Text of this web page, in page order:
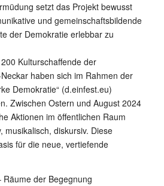
setzt das Projekt bewusst
und gemeinschaftsbildende
der Demokratie erlebbar zu
Kulturschaffende der
haben sich im Rahmen der
Demokratie“ (d.einfest.eu)
Zwischen Ostern und August 2024
Aktionen im öffentlichen Raum
musikalisch, diskursiv. Diese
für die neue, vertiefende
der Begegnung